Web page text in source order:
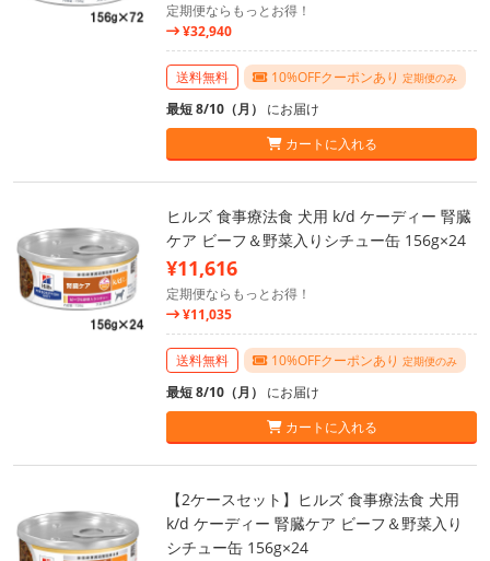
定期便ならもっとお得！
¥32,940
送料無料 10%OFFクーポンあり 定期便のみ
最短 8/10（月） にお届け
カートに入れる
ヒルズ 食事療法食 犬用 k/d ケーディー 腎臓
ケア ビーフ＆野菜入りシチュー缶 156g×24
¥11,616
定期便ならもっとお得！
¥11,035
送料無料 10%OFFクーポンあり 定期便のみ
最短 8/10（月） にお届け
カートに入れる
【2ケースセット】ヒルズ 食事療法食 犬用
k/d ケーディー 腎臓ケア ビーフ＆野菜入り
シチュー缶 156g×24